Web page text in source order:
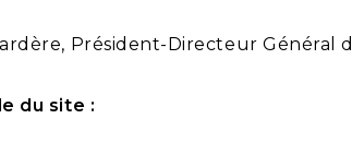
Président-Directeur Général
du site :